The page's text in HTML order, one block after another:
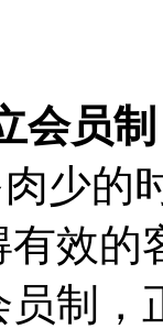
会员制
少的
效
制，